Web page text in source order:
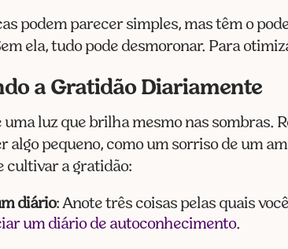
podem parecer simples, mas têm o
ela, tudo pode desmoronar. Para
a Gratidão Diariamente
uma luz que brilha mesmo nas sombras.
algo pequeno, como um sorriso de um
cultivar a gratidão:
diário: Anote três coisas pelas quais
um diário de autoconhecimento.